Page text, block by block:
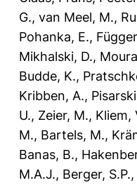
G., van Meel, M.,
Pohanka, E.,
Mikhalski, D.,
Budde, K.,
Kribben, A.,
U., Zeier, M., Kliem,
M., Bartels, M.,
Banas, B.,
M.A.J., Berger, S.P.,